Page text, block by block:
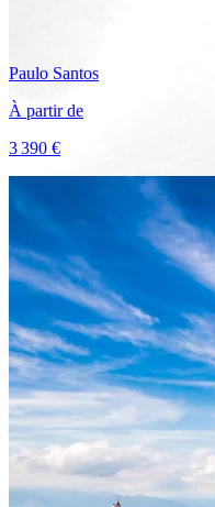
Paulo Santos
À partir de
3 390 €